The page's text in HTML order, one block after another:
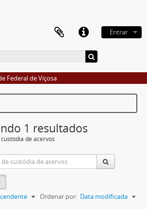
Entrar
Federal de Viçosa
1 resultados
de acervos
Ordenar por: Data modificada